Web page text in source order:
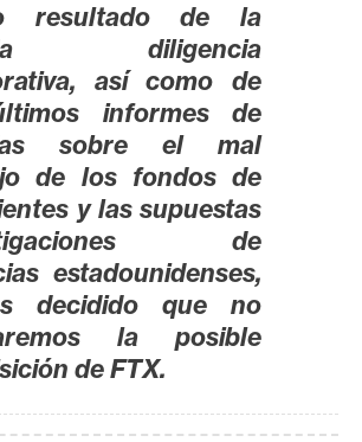
resultado de la
diligencia
así como de
informes de
sobre el mal
de los fondos de
y las supuestas
de
estadounidenses,
decidido que no
la posible
de FTX.